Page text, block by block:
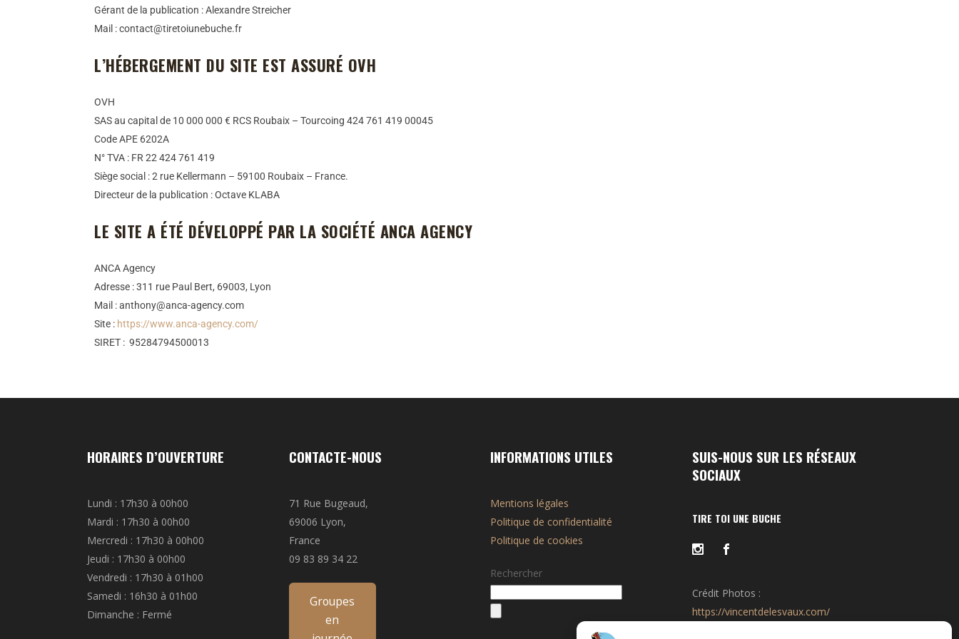
Gérant de la publication : Alexandre Streicher
Mail : contact@tiretoiunebuche.fr
L’HÉBERGEMENT DU SITE EST ASSURÉ OVH
OVH
SAS au capital de 10 000 000 € RCS Roubaix – Tourcoing 424 761 419 00045
Code APE 6202A
N° TVA : FR 22 424 761 419
Siège social : 2 rue Kellermann – 59100 Roubaix – France.
Directeur de la publication : Octave KLABA
LE SITE A ÉTÉ DÉVELOPPÉ PAR LA SOCIÉTÉ ANCA AGENCY
ANCA Agency
Adresse : 311 rue Paul Bert, 69003, Lyon
Mail : anthony@anca-agency.com
Site : https://www.anca-agency.com/
SIRET : 95284794500013
HORAIRES D’OUVERTURE
Lundi : 17h30 à 00h00
Mardi : 17h30 à 00h00
Mercredi : 17h30 à 00h00
Jeudi : 17h30 à 00h00
Vendredi : 17h30 à 01h00
Samedi : 16h30 à 01h00
Dimanche : Fermé
CONTACTE-NOUS
71 Rue Bugeaud,
69006 Lyon,
France
09 83 89 34 22
Groupes
en
INFORMATIONS UTILES
Mentions légales
Politique de confidentialité
Politique de cookies
Rechercher
SUIS-NOUS SUR LES RÉSEAUX
SOCIAUX
TIRE TOI UNE BUCHE
Crédit Photos :
https://vincentdelesvaux.com/